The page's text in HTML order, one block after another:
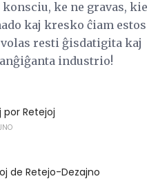
ke ne gravas, kie
kaj kresko ĉiam estos
resti ĝisdatigita kaj
industrio!
por Retejoj
de Retejo-Dezajno